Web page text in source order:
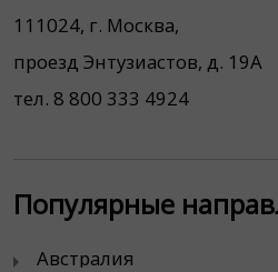
111024, г. Москва,
проезд Энтузиастов, д. 19А
тел. 8 800 333 4924
Популярные
Австралия